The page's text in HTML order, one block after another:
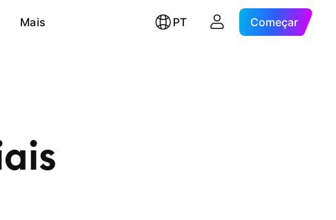
Mais PT Começar